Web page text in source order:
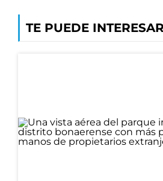
TE PUEDE INTERESAR